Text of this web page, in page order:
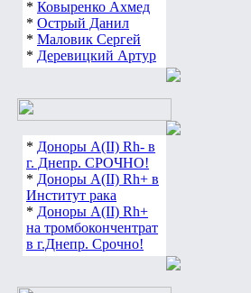
* Ковыренко Ахмед
* Острый Данил
* Маловик Сергей
* Деревицкий Артур
* Доноры А(ІІ) Rh- в
г. Днепр. СРОЧНО!
* Доноры А(ІІ) Rh+ в
Институт рака
* Доноры А(ІІ) Rh+
на тромбокончентрат
в г.Днепр. Срочно!